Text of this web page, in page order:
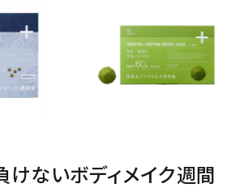
ないボディメイク週間